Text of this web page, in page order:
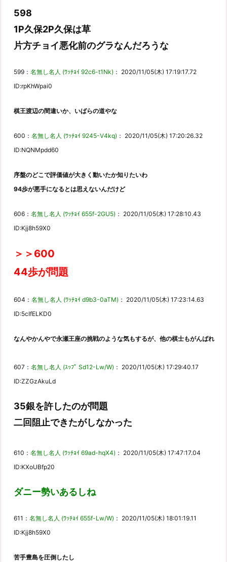
598
1P久保2P久保は草
片方チョイ悪化前のグラなんだろうな
599： 名無し名人 (ﾜｯﾁｮｲ 92c6-t1Nk) ： 2020/11/05(木) 17:19:17.72
ID:rpKhWpai0
棋王渡辺の間違いか、いばらの道やな
600： 名無し名人 (ﾜｯﾁｮｲ 9245-V4kq) ： 2020/11/05(木) 17:20:26.32
ID:NQNMpdd60
序盤のどこで評価値が大きく動いたか知りたいわ
94歩が悪手になるとは思えないんだけど
606： 名無し名人 (ﾜｯﾁｮｲ 655f-2GU5) ： 2020/11/05(木) 17:28:10.43
ID:Kjj8h59X0
＞＞600
44歩が問題
604： 名無し名人 (ﾜｯﾁｮｲ d9b3-0aTM) ： 2020/11/05(木) 17:23:14.63
ID:5cIfELKD0
なんやかんやで永瀬王座の挑戦のような気もするが、他の棋士もがんばれ
607： 名無し名人 (ｽｯﾌﾟ Sd12-Lw/W) ： 2020/11/05(木) 17:29:40.17
ID:ZZGzAkuLd
35銀を許したのが問題
二回阻止できたがしなかった
610： 名無し名人 (ﾜｯﾁｮｲ 69ad-hqX4) ： 2020/11/05(木) 17:47:17.04
ID:KXoUBfp20
ダニー勢いあるしね
611： 名無し名人 (ﾜｯﾁｮｲ 655f-Lw/W) ： 2020/11/05(木) 18:01:19.11
ID:Kjj8h59X0
苦手豊島を圧倒したし